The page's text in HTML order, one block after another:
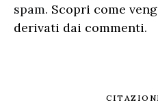
spam. Scopri come
derivati dai commenti.